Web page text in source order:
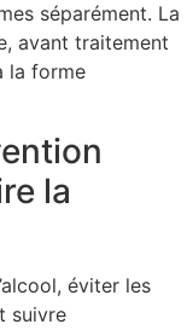
séparément. La
avant traitement
la forme
la
éviter les
suivre